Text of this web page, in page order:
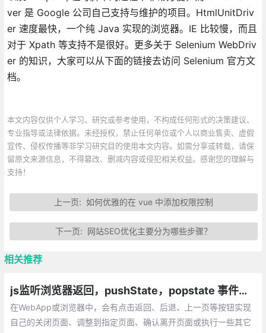
ver 是 Google 公司自己支持与维护的项目。HtmlUnitDriv
er 速度最快，一个纯 Java 实现的浏览器。IE 比较慢，而且
对于 Xpath 等支持不是很好。更多关于 Selenium WebDriv
er 的知识，大家可以从下面的链接去访问 Selenium 官方文
档。
本文内容仅供个人学习、研究或参考使用，不构成任何形式的决策建议、
专业指导或法律依据。未经授权，禁止任何单位或个人以商业售卖、虚假
宣传、侵权传播等非学习研究目的使用本文内容。如需分享或转载，请保
留原文来源信息，不得篡改、删减内容或侵犯相关权益。感谢您的理解与
支持！
上一页: 如何优雅的在 vue 中添加权限控制
下一页: 网站SEO优化主要分为哪些步骤？
相关推荐
js监听浏览器返回，pushState，popstate 事件，window.history对象
在WebApp或浏览器中，会有点击返回、后退、上一页等按钮实现
自己的关闭页面、调整到指定页面、确认离开页面或执行一些其它